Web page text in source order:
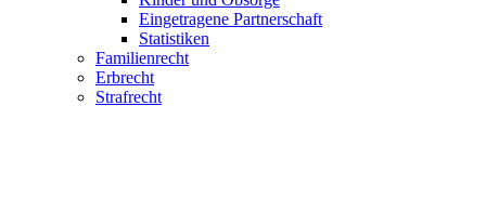
Eingetragene Partnerschaft
Statistiken
Familienrecht
Erbrecht
Strafrecht